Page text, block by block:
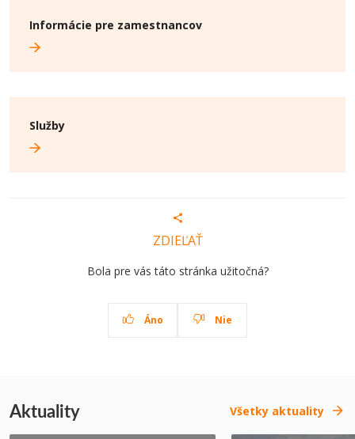
Informácie pre zamestnancov
Služby
ZDIEĽAŤ
Bola pre vás táto stránka užitočná?
Áno Nie
Aktuality Všetky aktuality